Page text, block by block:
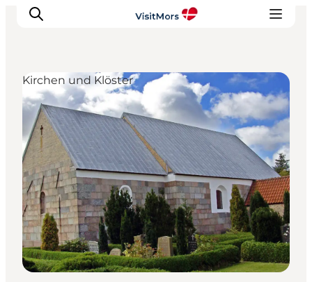
Aktivitäten
Erlebnisse
Infos über Mors
Unterkunft
Pauschalreisen / Urlaub
Planen Sie Ihre Reise
Kirchen und Klöster